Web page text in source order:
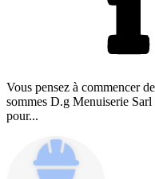
Vous pensez à commencer
sommes D.g Menuiserie
pour...